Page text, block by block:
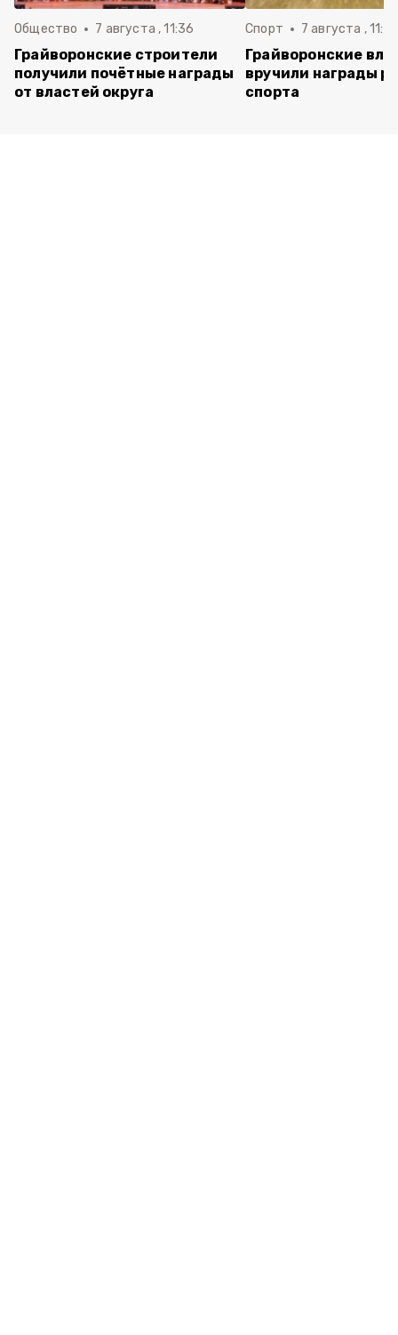
Общество 7 августа , 11:36
Грайворонские строители
получили почётные награды
от властей округа
Спорт 7 августа ,
Грайворонские
вручили награды
спорта